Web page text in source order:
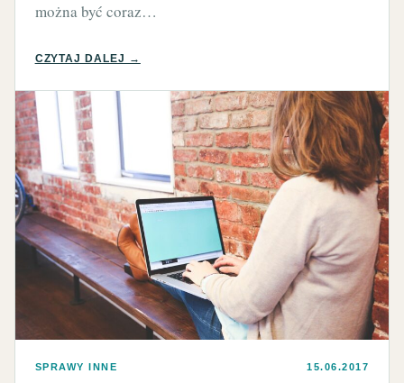
można być coraz…
CZYTAJ DALEJ →
SPRAWY INNE 15.06.2017